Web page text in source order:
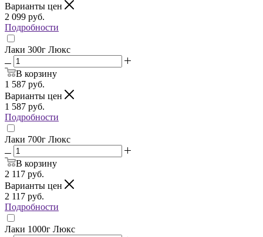
Варианты цен
2 099 руб.
Подробности
Лаки 300г Люкс
В корзину
1 587 руб.
Варианты цен
1 587 руб.
Подробности
Лаки 700г Люкс
В корзину
2 117 руб.
Варианты цен
2 117 руб.
Подробности
Лаки 1000г Люкс